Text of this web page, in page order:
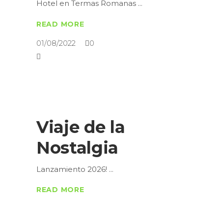
Hotel en Termas Romanas
READ MORE
01/08/2022 0
Viaje de la
Nostalgia
Lanzamiento 2026!
READ MORE